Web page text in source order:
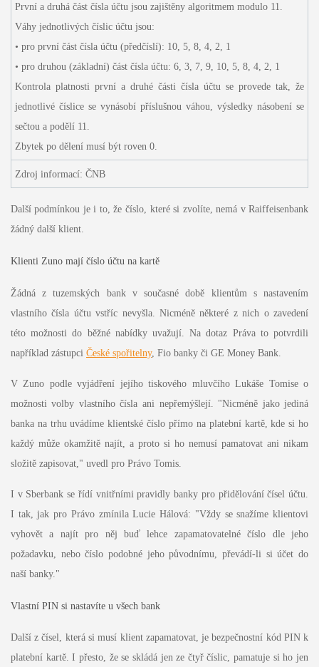
První a druhá část čísla účtu jsou zajištěny algoritmem modulo 11.
Váhy jednotlivých číslic účtu jsou:
• pro první část čísla účtu (předčíslí): 10, 5, 8, 4, 2, 1
• pro druhou (základní) část čísla účtu: 6, 3, 7, 9, 10, 5, 8, 4, 2, 1
Kontrola platnosti první a druhé části čísla účtu se provede tak, že
jednotlivé číslice se vynásobí příslušnou váhou, výsledky násobení se
sečtou a podělí 11.
Zbytek po dělení musí být roven 0.
Zdroj informací: ČNB
Další podmínkou je i to, že číslo, které si zvolíte, nemá v Raiffeisenbank
žádný další klient.
Klienti Zuno mají číslo účtu na kartě
Žádná z tuzemských bank v současné době klientům s nastavením
vlastního čísla účtu vstříc nevyšla. Nicméně některé z nich o zavedení
této možnosti do běžné nabídky uvažují. Na dotaz Práva to potvrdili
například zástupci České spořitelny, Fio banky či GE Money Bank.
V Zuno podle vyjádření jejího tiskového mluvčího Lukáše Tomise o
možnosti volby vlastního čísla ani nepřemýšlejí. "Nicméně jako jediná
banka na trhu uvádíme klientské číslo přímo na platební kartě, kde si ho
každý může okamžitě najít, a proto si ho nemusí pamatovat ani nikam
složitě zapisovat," uvedl pro Právo Tomis.
I v Sberbank se řídí vnitřními pravidly banky pro přidělování čísel účtu.
I tak, jak pro Právo zmínila Lucie Hálová: "Vždy se snažíme klientovi
vyhovět a najít pro něj buď lehce zapamatovatelné číslo dle jeho
požadavku, nebo číslo podobné jeho původnímu, převádí-li si účet do
naší banky."
Vlastní PIN si nastavíte u všech bank
Další z čísel, která si musí klient zapamatovat, je bezpečnostní kód PIN k
platební kartě. I přesto, že se skládá jen ze čtyř číslic, pamatuje si ho jen